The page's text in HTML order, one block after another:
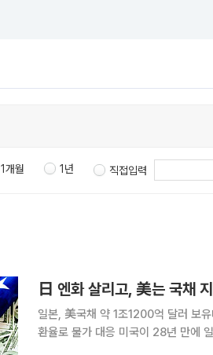
1개월 1년 직접입력
日 엔화 살리고, 美는 국채
일본, 美국채 약 1조1200억 달러 보
환율로 물가 대응 미국이 28년 만에 일본과 손잡고 엔화 방어에 나선 배경에는 동맹국 지원만이 아